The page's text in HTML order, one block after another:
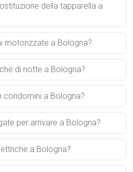
della tapparella a
motorizzate a Bologna?
di notte a Bologna?
condomini a Bologna?
per arrivare a Bologna?
a Bologna?